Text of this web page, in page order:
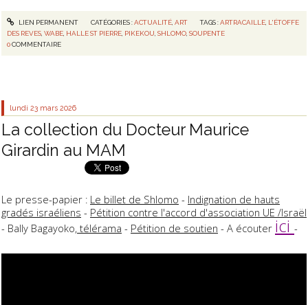
LIEN PERMANENT CATÉGORIES :ACTUALITÉ, ART TAGS :ARTRACAILLE L'ÉTOFFE
DES REVES ,WABE HALLE ST PIERRE PIKEKOU ,SHLOMO ,SOUPENTE
0COMMENTAIRE
lundi 23 mars 2026
La collection du Docteur Maurice
Girardin au MAM
Le presse-papier : Le billet de Shlomo - Indignation de hauts
gradés israéliens - Pétition contre l'accord d'association UE /Israël
- Bally Bagayoko, télérama - Pétition de soutien - A écouter ici-